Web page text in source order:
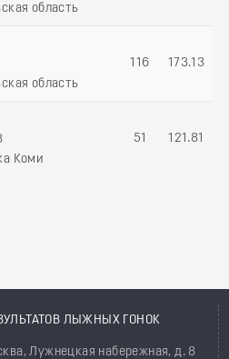
область
область
116 173.13
Коми
51 121.81
ЛЫЖНЫХ ГОНОК
Лужнецкая набережная, д. 8